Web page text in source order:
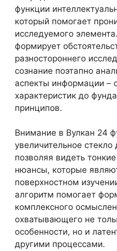
функции
который помогает
исследуемого
формирует
разностороннего
сознание поэтапно
аспекты информации –
характеристик до
принципов.
Внимание в Вулкан 24
увеличительное стекло
позволяя видеть
нюансы, которые
поверхностном
алгоритм помогает
комплексного
охватывающего не
особенности, но и
другими процессами.